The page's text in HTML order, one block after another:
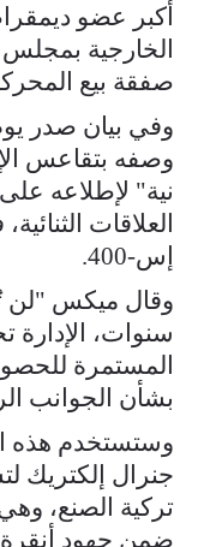
أكبر عضو
الخارجية
صفقة بيع
وفي بيان صدر
وصفه بتقاعس
⁠نية" لإطلاعه
العلاقات
إس-400.
وقال ميكس "لن
سنوات، الإدارة
المستمرة
بشأن الجوانب
وستستخدم هذه
جنرال إلكتريك
ضمن ​جهود